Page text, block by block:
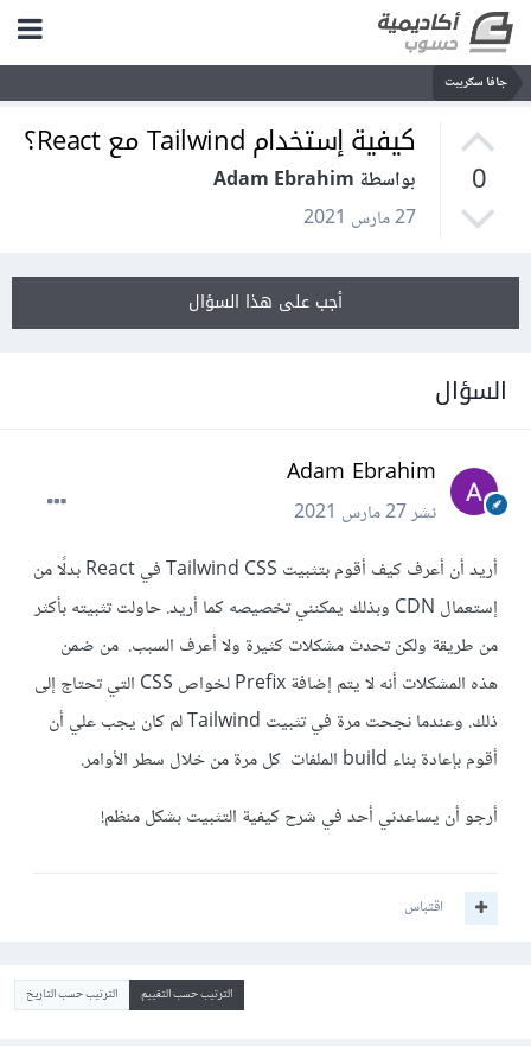
جافا سكريبت
0
كيفية إستخدام Tailwind مع React؟
بواسطة Adam Ebrahim
27 مارس 2021
أجب على هذا السؤال
السؤال
Adam Ebrahim
نشر27 مارس 2021
أريد أن أعرف كيف أقوم بتثبيت Tailwind CSS في React بدلًا من
إستعمال CDN وبذلك يمكنني تخصيصه كما أريد. حاولت تثبيته بأكثر
من طريقة ولكن تحدث مشكلات كثيرة ولا أعرف السبب. من ضمن
هذه المشكلات أنه لا يتم إضافة Prefix لخواص CSS التي تحتاج إلى
ذلك. وعندما نجحت مرة في تثبيت Tailwind لم كان يجب علي أن
أقوم بإعادة بناء build الملفات كل مرة من خلال سطر الأوامر.
أرجو أن يساعدني أحد في شرح كيفية التثبيت بشكل منظم!
اقتباس
الترتيب حسب التقييم الترتيب حسب التاريخ